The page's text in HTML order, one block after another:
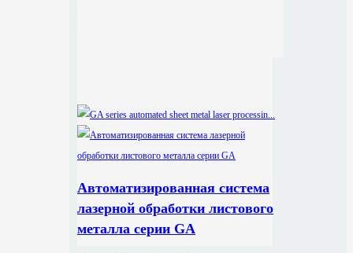
Автоматизированная система
лазерной обработки листового
металла серии GA